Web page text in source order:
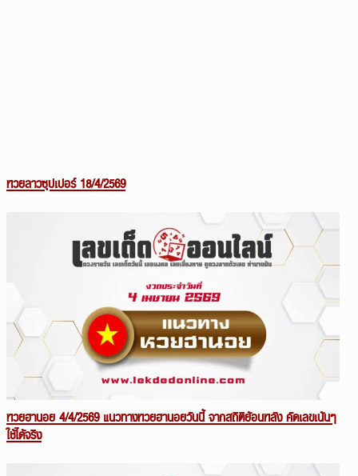
หวยลาวซุปเปอร์ 18/4/2569
หวยฮานอย 4/4/2569 แนวทางหวยฮานอยวันนี้ จากสถิติย้อนหลัง คัดเลขเน้นๆ
ใช้ได้จริง